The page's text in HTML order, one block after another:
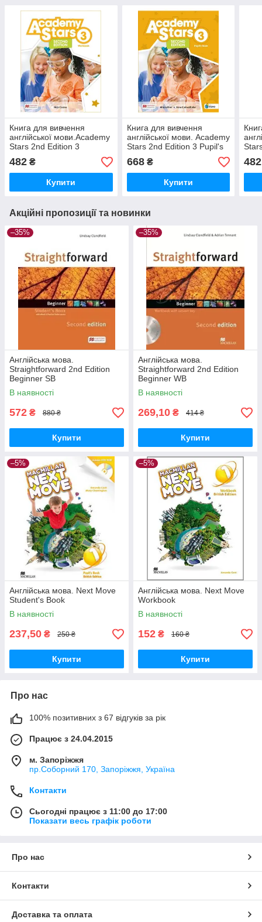
Книга для вивчення
англійської мови.Academy
Stars 2nd Edition 3
Workbook with Digital
482 ₴
Купити
Книга для вивчення
англійської мови. Academy
Stars 2nd Edition 3 Pupil's
Book with Digital
668₴
Купити
482
Акційні пропозиції та новинки
–35%
Англійська мова.
Straightforward 2nd Edition
Beginner SВ
В наявності
572 ₴ 880 ₴
Купити
–35%
Англійська мова.
Straightforward 2nd Edition
Beginner WB
В наявності
269,10 ₴ 414 ₴
Купити
–5%
Англійська мова. Next Move
Student's Book
В наявності
237,50 ₴ 250 ₴
Купити
–5%
Англійська мова. Next Move
Workbook
В наявності
152 ₴ 160 ₴
Купити
Про нас
100% позитивних з 67 відгуків за рік
Працює з 24.04.2015
м. Запоріжжя
пр.Соборний 170, Запоріжжя, Україна
Контакти
Сьогодні працює з 11:00 до 17:00
Показати весь графік роботи
Про нас
Контакти
Доставка та оплата